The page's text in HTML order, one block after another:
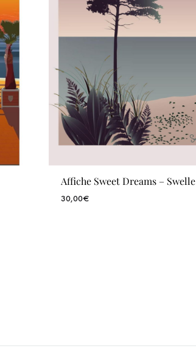
Affiche Sweet Dreams – Swelle
30,00€